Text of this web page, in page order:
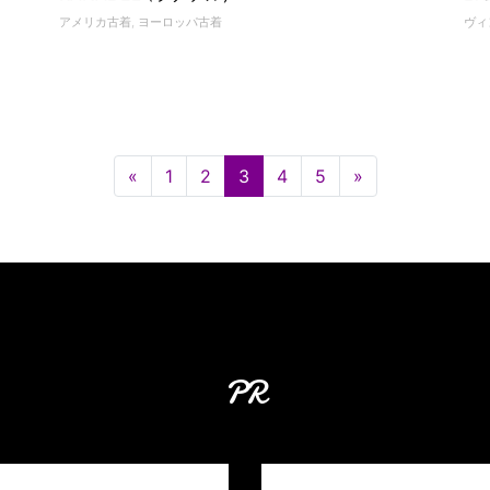
アメリカ古着, ヨーロッパ古着 ヴ
« 1 2 3 4 5 »
PR